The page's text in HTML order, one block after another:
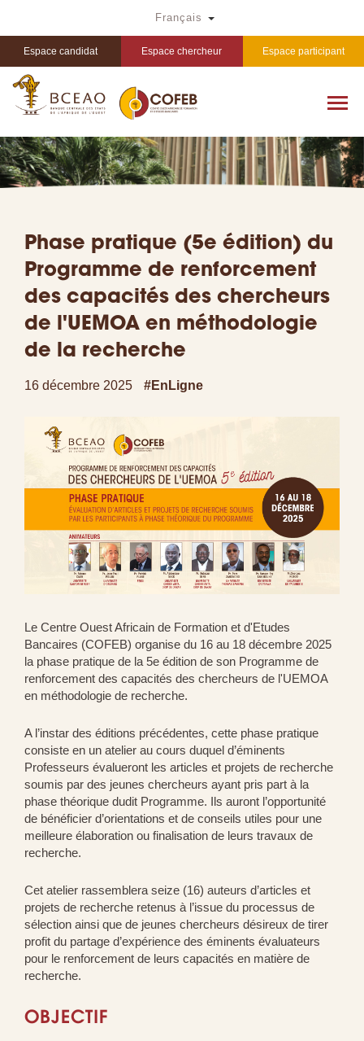
principal
Français Toggle Dropdown
Espace candidat Espace chercheur Espace participant
Phase pratique (5e édition) du
Programme de renforcement
des capacités des chercheurs
de l'UEMOA en méthodologie
de la recherche
16 décembre 2025 #EnLigne
Le Centre Ouest Africain de Formation et d'Etudes
Bancaires (COFEB) organise du 16 au 18 décembre 2025
la phase pratique de la 5e édition de son Programme de
renforcement des capacités des chercheurs de l'UEMOA
en méthodologie de recherche.
A l’instar des éditions précédentes, cette phase pratique
consiste en un atelier au cours duquel d’éminents
Professeurs évalueront les articles et projets de recherche
soumis par des jeunes chercheurs ayant pris part à la
phase théorique dudit Programme. Ils auront l’opportunité
de bénéficier d’orientations et de conseils utiles pour une
meilleure élaboration ou finalisation de leurs travaux de
recherche.
Cet atelier rassemblera seize (16) auteurs d’articles et
projets de recherche retenus à l’issue du processus de
sélection ainsi que de jeunes chercheurs désireux de tirer
profit du partage d’expérience des éminents évaluateurs
pour le renforcement de leurs capacités en matière de
recherche.
OBJECTIF